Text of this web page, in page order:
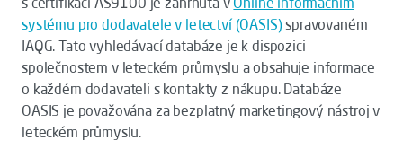
systému pro dodavatele v letectví (OASIS)spravovaném
IAQG. Tato vyhledávací databáze je k dispozici
společnostem v leteckém průmyslu a obsahuje informace
o každém dodavateli s kontakty z nákupu. Databáze
OASIS je považována za bezplatný marketingový nástroj v
leteckém průmyslu.